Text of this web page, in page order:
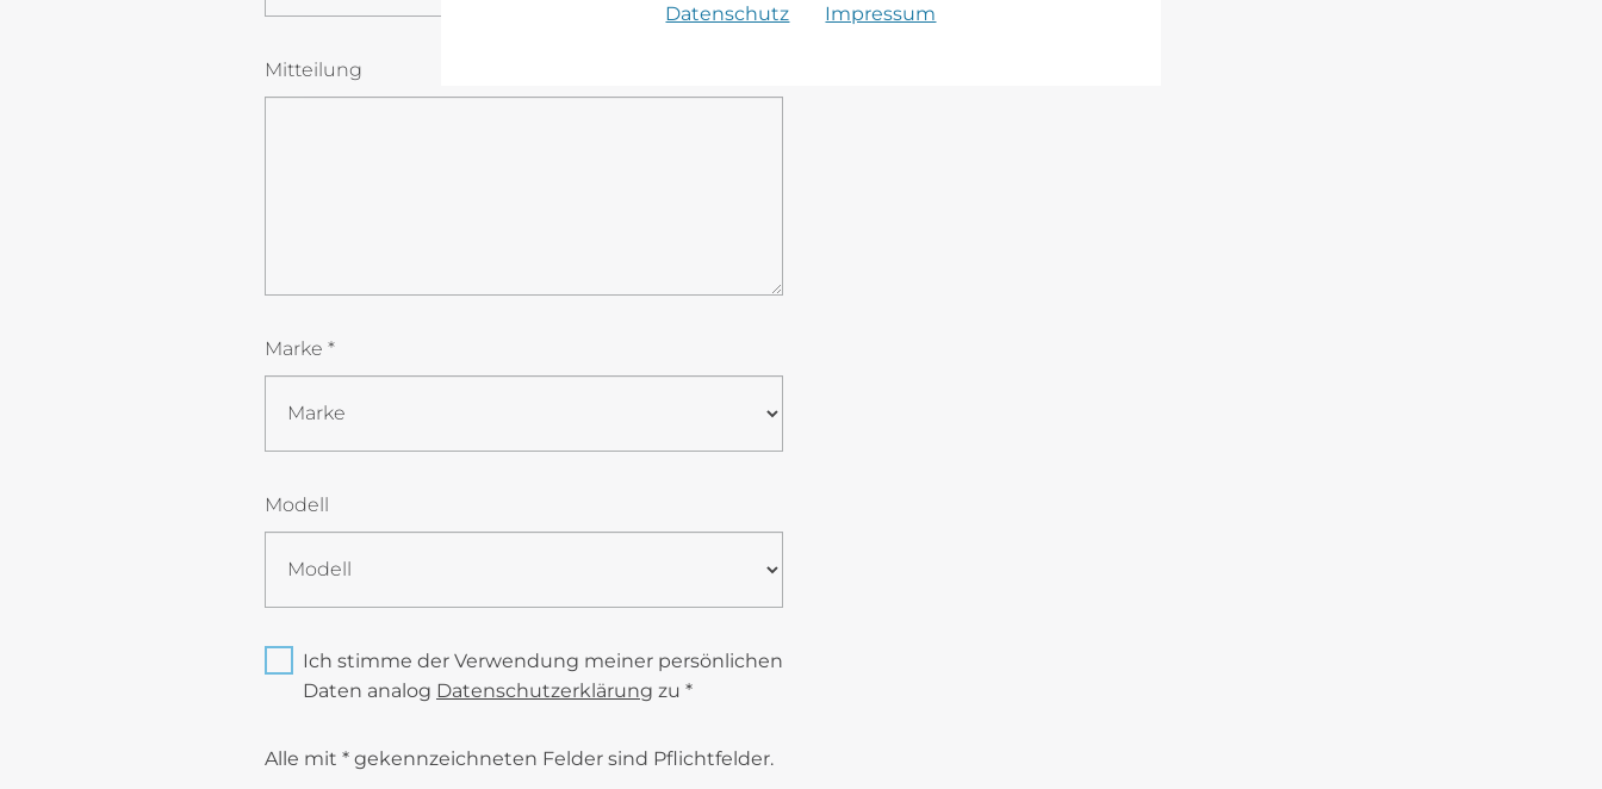
Datenschutz Impressum
Mitteilung
Marke *
Modell
Ich stimme der Verwendung meiner persönlichen
Daten analog Datenschutzerklärung zu *
Alle mit * gekennzeichneten Felder sind Pflichtfelder.